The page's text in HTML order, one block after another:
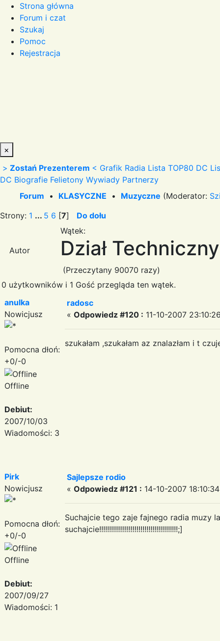
Strona główna
Forum i czat
Szukaj
Pomoc
Rejestracja
×
> Zostań Prezenterem < Grafik Radia Lista TOP80 DC
DC Biografie Felietony Wywiady Partnerzy
Forum • KLASYCZNE • Muzyczne (Moderator:
Strony: 1 ... 5 6 [7] Do dołu
Autor
Wątek:
Dział Techniczny
(Przeczytany 90070 razy)
0 użytkowników i 1 Gość przegląda ten wątek.
anulka
Nowicjusz
Pomocna dłoń:
+0/-0
Offline
Debiut:
2007/10/03
Wiadomości: 3
radosc
« Odpowiedz #120 : 11-10-2007
szukałam ,szukałam az znalazłam i t
Pirk
Nowicjusz
Pomocna dłoń:
+0/-0
Offline
Debiut:
2007/09/27
Wiadomości: 1
Sajlepsze rodio
« Odpowiedz #121 : 14-10-2007
Suchajcie tego zaje fajnego radia muzy
suchajcie!!!!!!!!!!!!!!!!!!!!!!!!!!!!!!!!!!!!!!!!;]